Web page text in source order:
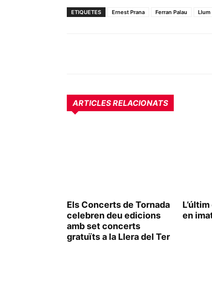
ETIQUETES Ernest Prana Ferran Palau Llum
ARTICLES RELACIONATS
Els Concerts de Tornada
celebren deu edicions
amb set concerts
gratuïts a la Llera del Ter
en